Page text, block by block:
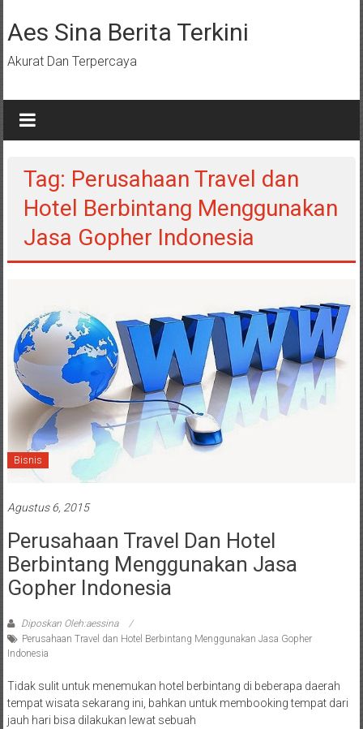
ke
konten
Aes Sina Berita Terkini
Akurat Dan Terpercaya
Tag: Perusahaan Travel dan
Hotel Berbintang Menggunakan
Jasa Gopher Indonesia
Bisnis
Agustus 6, 2015
Perusahaan Travel Dan Hotel
Berbintang Menggunakan Jasa
Gopher Indonesia
Diposkan Oleh:aessina
Perusahaan Travel dan Hotel Berbintang Menggunakan Jasa Gopher
Indonesia
Tidak sulit untuk menemukan hotel berbintang di beberapa daerah
tempat wisata sekarang ini, bahkan untuk membooking tempat dari
jauh hari bisa dilakukan lewat sebuah